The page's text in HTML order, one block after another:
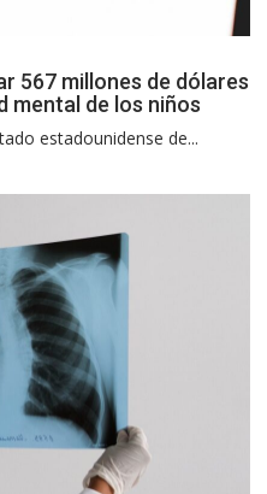
567 millones de dólares
mental de los niños
estadounidense de...